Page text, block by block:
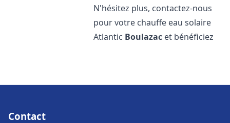
N'hésitez plus, contactez-nous
pour votre chauffe eau solaire
Atlantic Boulazac et bénéficiez
Contact